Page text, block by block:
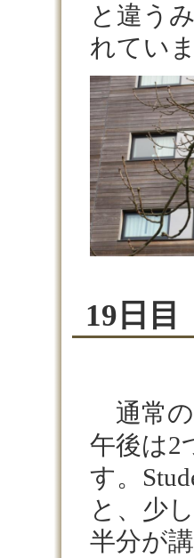
と違う
れていま
19日目
通常の
午後は2
す。
と、少
半分が